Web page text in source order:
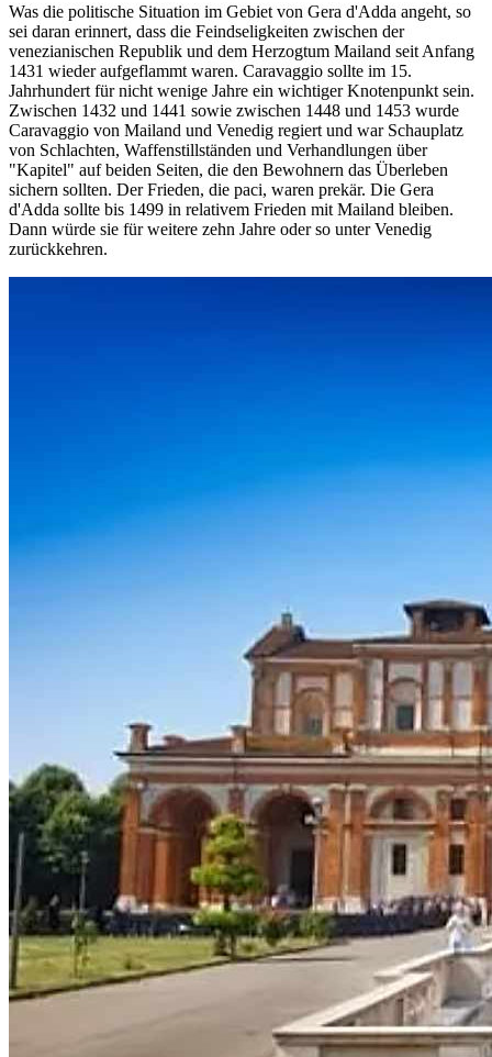
Was die politische Situation im Gebiet von Gera d'Adda angeht, so
sei daran erinnert, dass die Feindseligkeiten zwischen der
venezianischen Republik und dem Herzogtum Mailand seit Anfang
1431 wieder aufgeflammt waren. Caravaggio sollte im 15.
Jahrhundert für nicht wenige Jahre ein wichtiger Knotenpunkt sein.
Zwischen 1432 und 1441 sowie zwischen 1448 und 1453 wurde
Caravaggio von Mailand und Venedig regiert und war Schauplatz
von Schlachten, Waffenstillständen und Verhandlungen über
"Kapitel" auf beiden Seiten, die den Bewohnern das Überleben
sichern sollten. Der Frieden, die paci, waren prekär. Die Gera
d'Adda sollte bis 1499 in relativem Frieden mit Mailand bleiben.
Dann würde sie für weitere zehn Jahre oder so unter Venedig
zurückkehren.